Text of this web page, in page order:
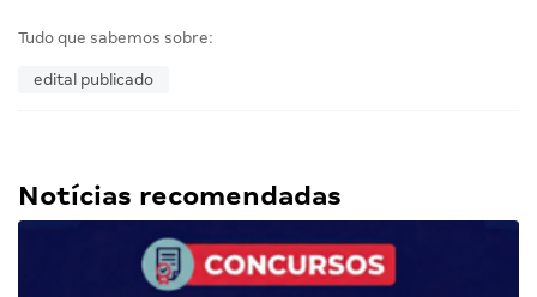
Tudo que sabemos sobre:
edital publicado
Notícias recomendadas